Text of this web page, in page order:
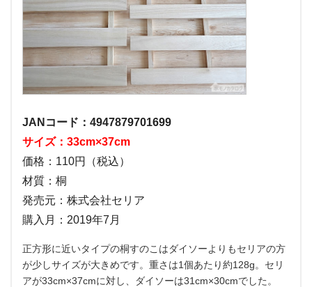
JANコード：4947879701699
サイズ：33cm×37cm
価格：110円（税込）
材質：桐
発売元：株式会社セリア
購入月：2019年7月
正方形に近いタイプの桐すのこはダイソーよりもセリアの方
が少しサイズが大きめです。重さは1個あたり約128g。セリ
アが33cm×37cmに対し、ダイソーは31cm×30cmでした。